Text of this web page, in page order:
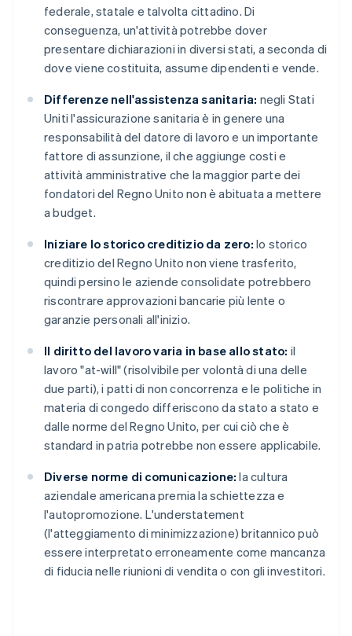
federale, statale e talvolta cittadino. Di
conseguenza, un'attività potrebbe dover
presentare dichiarazioni in diversi stati, a seconda di
dove viene costituita, assume dipendenti e vende.
Differenze nell'assistenza sanitaria: negli Stati
Uniti l'assicurazione sanitaria è in genere una
responsabilità del datore di lavoro e un importante
fattore di assunzione, il che aggiunge costi e
attività amministrative che la maggior parte dei
fondatori del Regno Unito non è abituata a mettere
a budget.
Iniziare lo storico creditizio da zero: lo storico
creditizio del Regno Unito non viene trasferito,
quindi persino le aziende consolidate potrebbero
riscontrare approvazioni bancarie più lente o
garanzie personali all'inizio.
Il diritto del lavoro varia in base allo stato: il
lavoro "at-will" (risolvibile per volontà di una delle
due parti), i patti di non concorrenza e le politiche in
materia di congedo differiscono da stato a stato e
dalle norme del Regno Unito, per cui ciò che è
standard in patria potrebbe non essere applicabile.
Diverse norme di comunicazione: la cultura
aziendale americana premia la schiettezza e
l'autopromozione. L'understatement
(l'atteggiamento di minimizzazione) britannico può
essere interpretato erroneamente come mancanza
di fiducia nelle riunioni di vendita o con gli investitori.